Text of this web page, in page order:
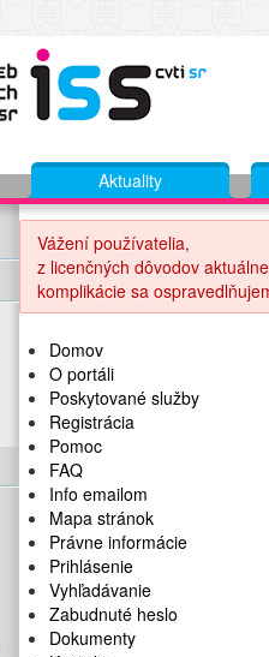
Aktuality
Vážení používatelia,
z licenčných dôvodov
komplikácie sa
Domov
O portáli
Poskytované služby
Registrácia
Pomoc
FAQ
Info emailom
Mapa stránok
Právne informácie
Prihlásenie
Vyhľadávanie
Zabudnuté heslo
Dokumenty